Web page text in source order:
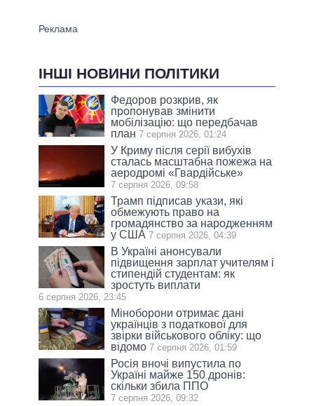
ІНШІ НОВИНИ ПОЛІТИКИ
Федоров розкрив, як
пропонував змінити
мобілізацію: що передбачав
план 7 серпня 2026, 01:24
У Криму після серії вибухів
сталась масштабна пожежа на
аеродромі «Гвардійське»
7 серпня 2026, 09:58
Трамп підписав укази, які
обмежують право на
громадянство за народженням
у США 7 серпня 2026, 04:39
В Україні анонсували
підвищення зарплат учителям і
стипендій студентам: як
зростуть виплати
6 серпня 2026, 23:45
Міноборони отримає дані
українців з податкової для
звірки військового обліку: що
відомо 7 серпня 2026, 01:59
Росія вночі випустила по
Україні майже 150 дронів:
скільки збила ППО
7 серпня 2026, 09:32